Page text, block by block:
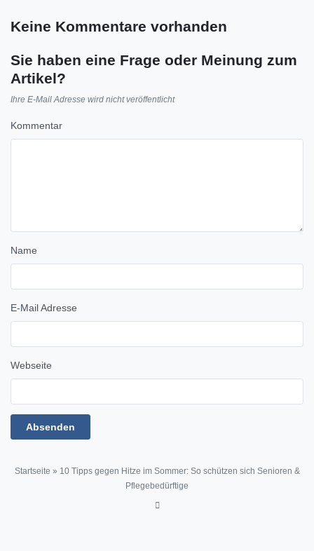
Keine Kommentare vorhanden
Sie haben eine Frage oder Meinung zum
Artikel?
Ihre E-Mail Adresse wird nicht veröffentlicht
Kommentar
Name
E-Mail Adresse
Webseite
Startseite » 10 Tipps gegen Hitze im Sommer: So schützen sich Senioren &
Pflegebedürftige